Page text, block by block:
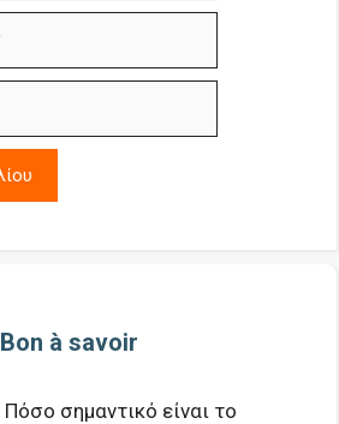
Bon à savoir
Πόσο σημαντικό είναι το